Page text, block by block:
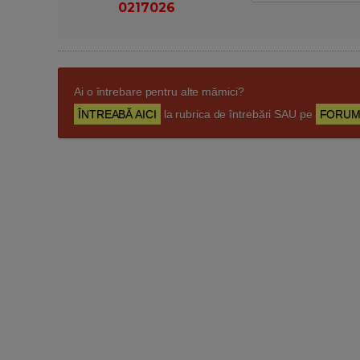
0217026
Ai o întrebare pentru alte mămici?
ÎNTREABĂ AICI
la rubrica de întrebări SAU pe